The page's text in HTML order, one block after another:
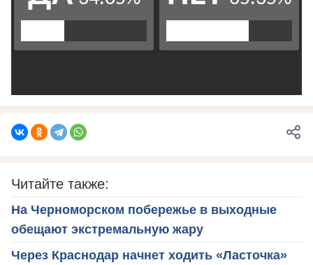
Читайте также:
На Черноморском побережье в выходные
обещают экстремальную жару
Через Краснодар начнет ходить «Ласточка»